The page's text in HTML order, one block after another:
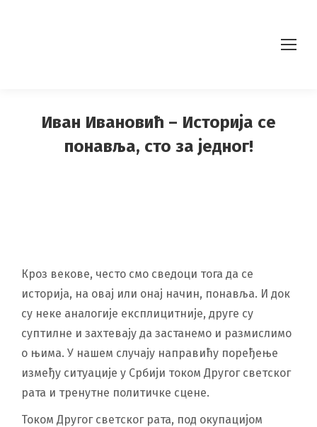
Иван Ивановић – Историја се
понавља, сто за једног!
Кроз векове, често смо сведоци тога да се
историја, на овај или онај начин, понавља. И док
су неке аналогије експлицитније, друге су
суптилне и захтевају да застанемо и размислимо
о њима. У нашем случају направићу поређење
између ситуације у Србији током Другог светског
рата и тренутне политичке сцене.
Током Другог светског рата, под окупацијом